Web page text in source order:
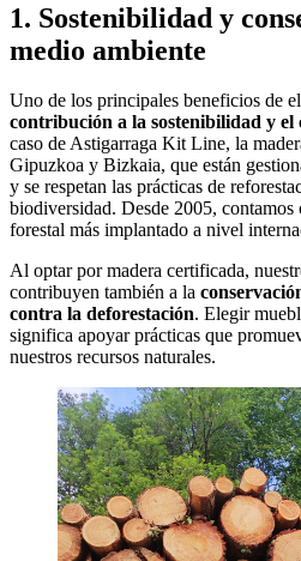
1. Sostenibilidad y
medio ambiente
Uno de los principales beneficios de
contribución a la sostenibilidad y el
caso de Astigarraga Kit Line, la
Gipuzkoa y Bizkaia, que están
y se respetan las prácticas de
biodiversidad. Desde 2005,
forestal más implantado a nivel
Al optar por madera certificada,
contribuyen también a la
contra la deforestación. Elegir
significa apoyar prácticas que
nuestros recursos naturales.